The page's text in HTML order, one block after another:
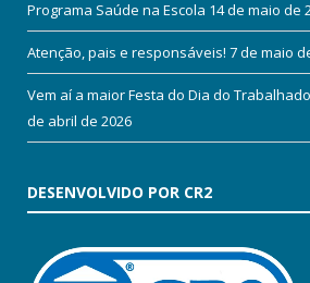
Programa Saúde na Escola 14 de maio de
Atenção, pais e responsáveis! 7 de maio
Vem aí a maior Festa do Dia do
de abril de 2026
DESENVOLVIDO POR CR2